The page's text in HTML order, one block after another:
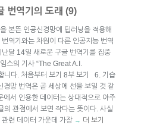
번역기의 도래 (9)
본뜬 인공신경망에 딥러닝을 적용해
역기와는 차원이 다른 인공지능 번역
달 14일 새로운 구글 번역기를 집중
스의 기사 “The Great A.I.
니다. 처음부터 보기 8부 보기 6. 기습
경망 번역은 곧 세상에 선을 보일 것 같
에서 인용한 데이터는 상대적으로 아주
의 관점에서 보면 작다는 뜻이다. 사실
련 데이터 가운데 가장 → 더 보기